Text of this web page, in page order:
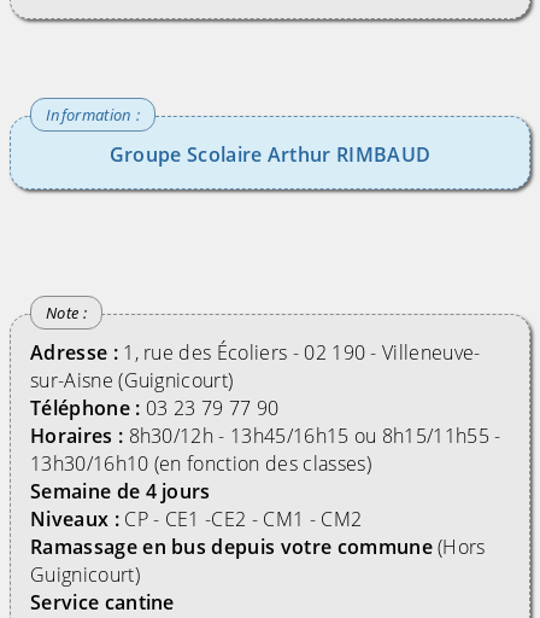
Groupe Scolaire Arthur RIMBAUD
Adresse : 1, rue des Écoliers - 02 190 - Villeneuve-
sur-Aisne (Guignicourt)
Téléphone : 03 23 79 77 90
Horaires : 8h30/12h - 13h45/16h15 ou 8h15/11h55 -
13h30/16h10 (en fonction des classes)
Semaine de 4 jours
Niveaux : CP - CE1 -CE2 - CM1 - CM2
Ramassage en bus depuis votre commune(Hors
Guignicourt)
Service cantine